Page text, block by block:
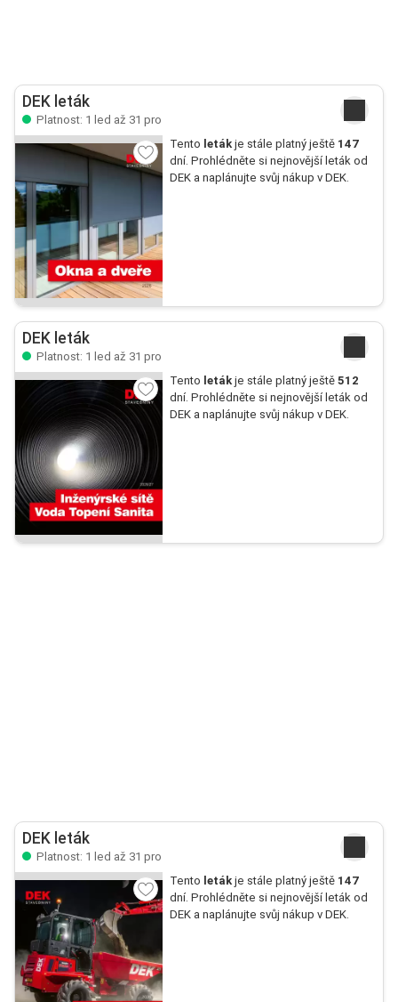
DEK leták
Platnost: 1 led až 31 pro
Tento letákje stále platný ještě 147
dní. Prohlédněte si nejnovější leták od
DEK a naplánujte svůj nákup v DEK.
DEK leták
Platnost: 1 led až 31 pro
Tento letákje stále platný ještě 512
dní. Prohlédněte si nejnovější leták od
DEK a naplánujte svůj nákup v DEK.
DEK leták
Platnost: 1 led až 31 pro
Tento letákje stále platný ještě 147
dní. Prohlédněte si nejnovější leták od
DEK a naplánujte svůj nákup v DEK.